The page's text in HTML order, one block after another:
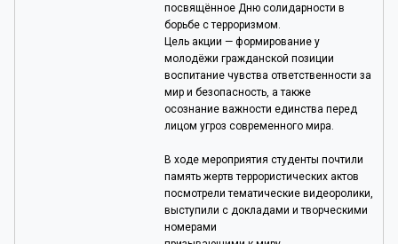
посвящённое Дню солидарности в
борьбе с терроризмом.
Цель акции — формирование у
молодёжи гражданской позиции
воспитание чувства ответственности за
мир и безопасность, а также
осознание важности единства перед
лицом угроз современного мира.
В ходе мероприятия студенты почтили
память жертв террористических актов
посмотрели тематические видеоролики,
выступили с докладами и творческими
номерами